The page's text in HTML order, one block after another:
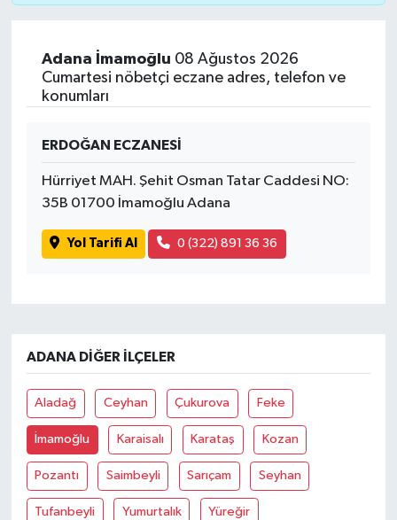
Adana İmamoğlu 08 Ağustos 2026
Cumartesi nöbetçi eczane adres, telefon ve
konumları
ERDOĞAN ECZANESİ
Hürriyet MAH. Şehit Osman Tatar Caddesi NO:
35B 01700 İmamoğlu Adana
Yol Tarifi Al 0 (322) 891 36 36
ADANA DIĞER İLÇELER
Aladağ Ceyhan Çukurova Feke
İmamoğlu Karaisalı Karataş Kozan
Pozantı Saimbeyli Sarıçam Seyhan
Tufanbeyli Yumurtalık Yüreğir